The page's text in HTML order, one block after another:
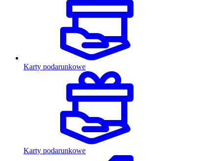
Karty podarunkowe
Karty podarunkowe